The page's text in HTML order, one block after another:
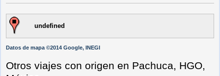
undefined
Datos de mapa ©2014 Google, INEGI
Otros viajes con origen en Pachuca, HGO,